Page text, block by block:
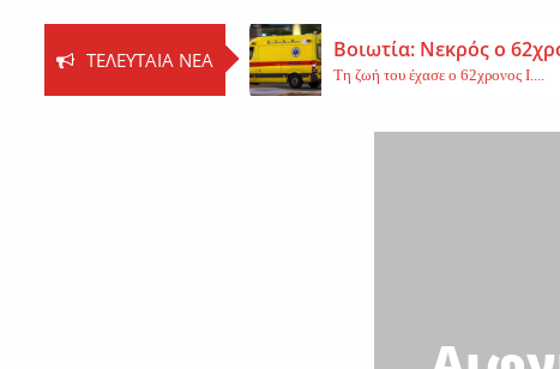
ΤΕΛΕΥΤΑΊΑ ΝΈΑ Βοιωτία: Νεκρός ο
Τη ζωή του έχασε ο 62χρονος Ι....
Εφυγε από τη ζωή η